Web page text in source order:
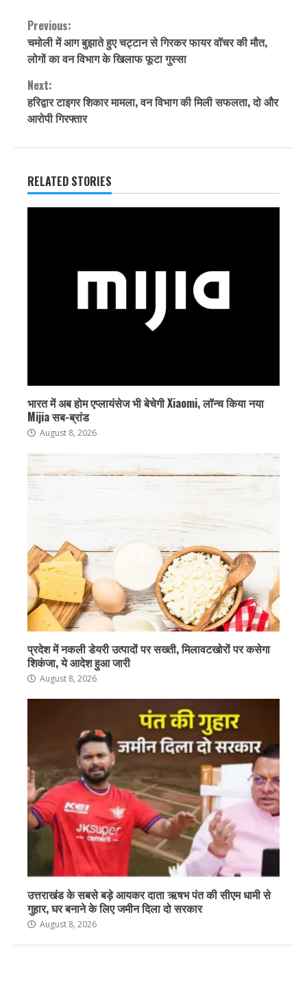
Continue
Reading
Previous:
चमोली में आग बुझाते हुए चट्टान से गिरकर फायर वॉचर की मौत,
लोगों का वन विभाग के खिलाफ फूटा गुस्सा
Next:
हरिद्वार टाइगर शिकार मामला, वन विभाग की मिली सफलता, दो और
आरोपी गिरफ्तार
RELATED STORIES
भारत में अब होम एप्लायंसेज भी बेचेगी Xiaomi, लॉन्च किया नया
Mijia सब-ब्रांड
August 8, 2026
प्रदेश में नकली डेयरी उत्पादों पर सख्ती, मिलावटखोरों पर कसेगा
शिकंजा, ये आदेश हुआ जारी
August 8, 2026
उत्तराखंड के सबसे बड़े आयकर दाता ऋषभ पंत की सीएम धामी से
गुहार, घर बनाने के लिए जमीन दिला दो सरकार
August 8, 2026